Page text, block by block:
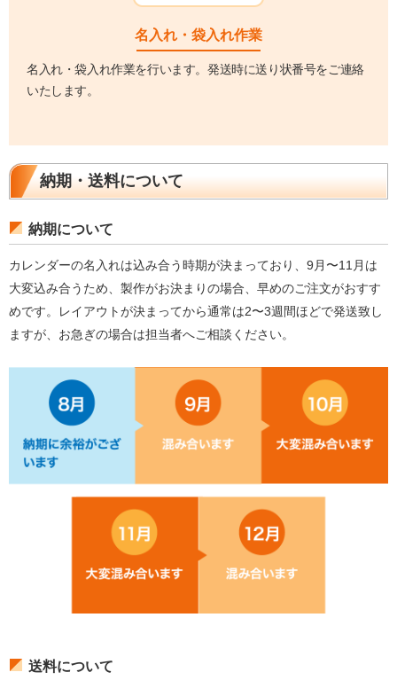
名入れ・袋入れ作業
名入れ・袋入れ作業を行います。発送時に送り状番号をご連絡
いたします。
納期・送料について
納期について
カレンダーの名入れは込み合う時期が決まっており、9月〜11月は
大変込み合うため、製作がお決まりの場合、早めのご注文がおすす
めです。レイアウトが決まってから通常は2〜3週間ほどで発送致し
ますが、お急ぎの場合は担当者へご相談ください。
送料について